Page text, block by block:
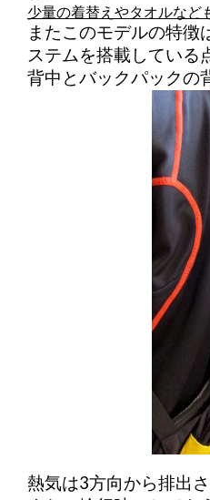
少量の着替えやタオルなど
またこのモデルの特徴
ステムを搭載している
背中とバックパックの
熱気は3方向から排出